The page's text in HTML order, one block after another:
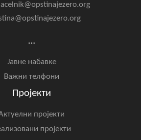
...
Јавне набавке
Важни телфони
Пројекти
пројекти
пројекти